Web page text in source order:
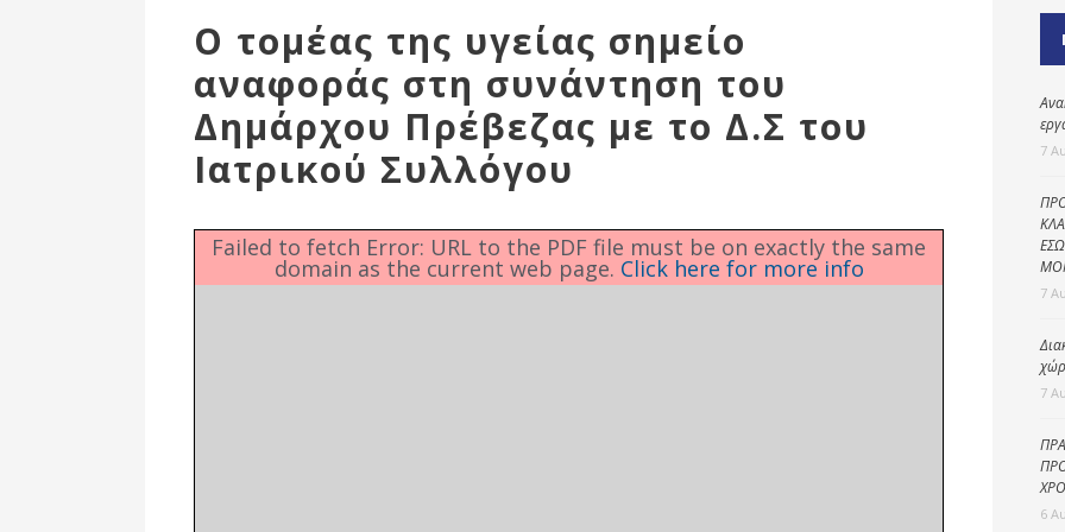
Δημοτικές
Ενότητες
προστασία
Ο τομέας της υγείας σημείο
αναφοράς στη συνάντηση του
Δημάρχου Πρέβεζας με το Δ.Σ του
Ιατρικού Συλλόγου
Failed to fetch Error: URL to the PDF file must be on exactly the same
domain as the current web page. Click here for more info
7
7
7
6